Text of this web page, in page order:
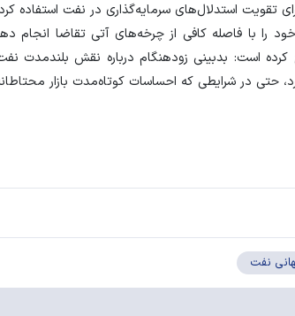
تقویت استدلال‌های سرمایه‌گذاری در نفت استفاده
را با فاصله کافی از چرخه‌های آتی تقاضا انجام
است: بدبینی زودهنگام درباره نقش بلندمدت
حتی در شرایطی که احساسات کوتاه‌مدت بازار
نفت